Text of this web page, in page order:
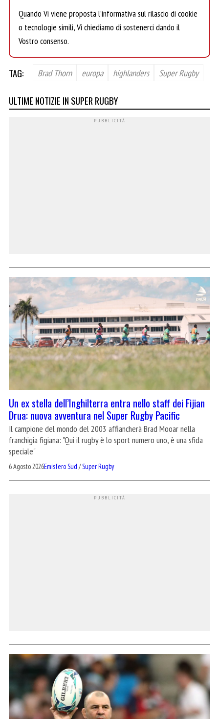
Quando Vi viene proposta l’informativa sul rilascio di cookie
o tecnologie simili, Vi chiediamo di sostenerci dando il
Vostro consenso.
TAG: Brad Thorn europa highlanders Super Rugby
ULTIME NOTIZIE IN SUPER RUGBY
Un ex stella dell’Inghilterra entra nello staff dei Fijian
Drua: nuova avventura nel Super Rugby Pacific
Il campione del mondo del 2003 affiancherà Brad Mooar nella
franchigia figiana: "Qui il rugby è lo sport numero uno, è una sfida
speciale"
6 Agosto 2026Emisfero Sud /Super Rugby